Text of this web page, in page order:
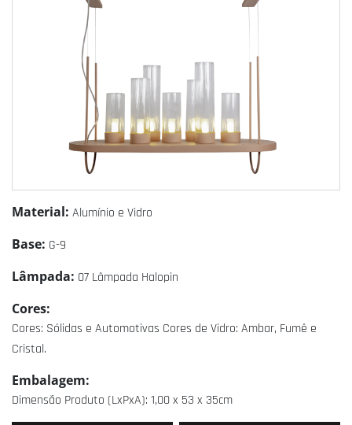
Material: Alumínio e Vidro
Base: G-9
Lâmpada: 07 Lâmpada Halopin
Cores:
Cores: Sólidas e Automotivas Cores de Vidro: Ambar, Fumê e
Cristal.
Embalagem:
Dimensão Produto (LxPxA): 1,00 x 53 x 35cm